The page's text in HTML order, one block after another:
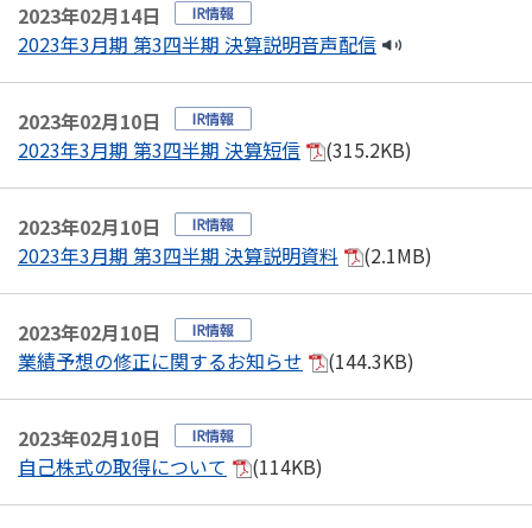
2023年02月14日
2023年3月期 第3四半期 決算説明音声配信
2023年02月10日
2023年3月期 第3四半期 決算短信
(315.2KB)
2023年02月10日
2023年3月期 第3四半期 決算説明資料
(2.1MB)
2023年02月10日
業績予想の修正に関するお知らせ
(144.3KB)
2023年02月10日
自己株式の取得について
(114KB)